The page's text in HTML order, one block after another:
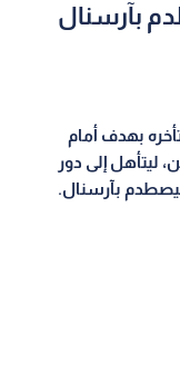
بآرسنال
بهدف أمام
إلى فوز بنتيجة 3-1، الاثنين، ليتأهل إلى دور
بآرسنال.